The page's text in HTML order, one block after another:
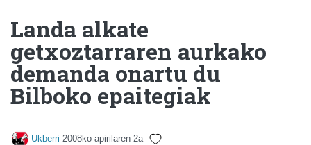
Landa alkate
getxoztarraren aurkako
demanda onartu du
Bilboko epaitegiak
Ukberri 2008ko apirilaren 2a